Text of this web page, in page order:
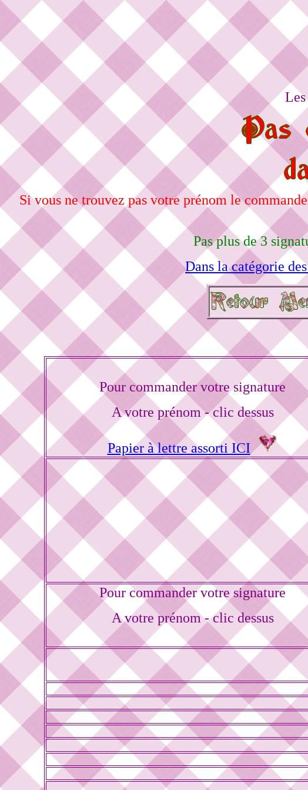
Si vous ne trouvez pas votre prénom le
Pas plus de 3
Dans la catégorie
Pour commander votre signature
A votre prénom - clic dessus
Papier à lettre assorti ICI
Pour commander votre signature
A votre prénom - clic dessus